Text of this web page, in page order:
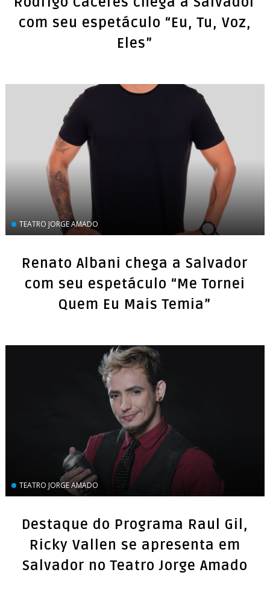
com seu espetáculo “Eu, Tu, Voz,
Eles”
TEATRO JORGE AMADO
Renato Albani chega a Salvador
com seu espetáculo “Me Tornei
Quem Eu Mais Temia”
TEATRO JORGE AMADO
Destaque do Programa Raul Gil,
Ricky Vallen se apresenta em
Salvador no Teatro Jorge Amado